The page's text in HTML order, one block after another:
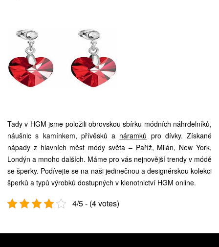
Tady v HGM jsme položili obrovskou sbírku módních náhrdelníků,
náušnic s kamínkem, přívěsků a náramků pro dívky. Získané
nápady z hlavních měst módy světa – Paříž, Milán, New York,
Londýn a mnoho dalších. Máme pro vás nejnovější trendy v módě
se šperky. Podívejte se na naši jedinečnou a designérskou kolekci
šperků a typů výrobků dostupných v klenotnictví HGM online.
4/5 - (4 votes)